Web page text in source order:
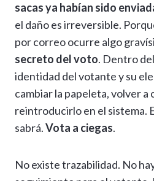
sacas ya habían sido
el daño es irreversible.
por correo ocurre algo
secreto del voto. Dentro
identidad del votante y su
cambiar la papeleta, volver a
reintroducirlo en el sistema.
sabrá.Vota a ciegas.
No existe trazabilidad. No